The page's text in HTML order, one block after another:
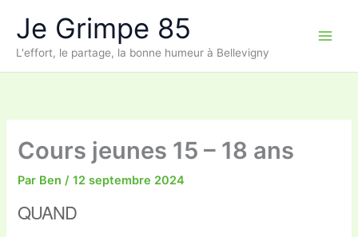
contenu
Je Grimpe 85
L'effort, le partage, la bonne humeur à Bellevigny
Cours jeunes 15 – 18 ans
Par Ben/12 septembre 2024
QUAND